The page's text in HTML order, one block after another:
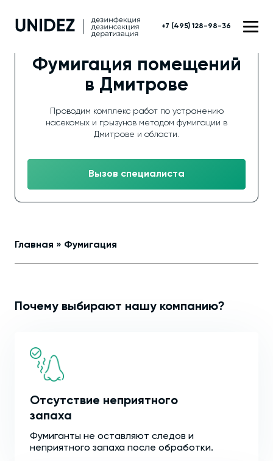
+7 (495) 128-98-36
Фумигация помещений
в Дмитрове
Проводим комплекс работ по устранению
насекомых и грызунов методом фумигации в
Дмитрове и области.
Вызов специалиста
Главная » Фумигация
Почему выбирают нашу компанию?
Отсутствие неприятного
запаха
Фумиганты не оставляют следов и
неприятного запаха после обработки.